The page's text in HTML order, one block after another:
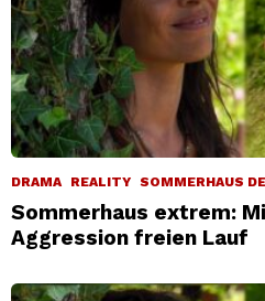
DRAMA REALITY SOMMERHAUS
Sommerhaus extrem:
Aggression freien Lauf